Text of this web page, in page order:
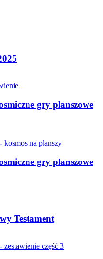
gry planszowe
gry planszowe
Testament